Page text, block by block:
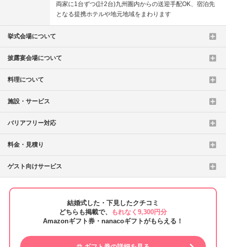
両家に1台ずつ(計2台)九州圏内からの送迎手配OK、宿泊先
となる提携ホテルや地元地域をまわります
挙式会場について
披露宴会場について
料理について
施設・サービス
バリアフリー対応
料金・見積り
ゲスト向けサービス
結婚式した・下見したクチコミ
どちらも掲載で、
もれなく9,300円分
Amazonギフト券・nanacoギフトがもらえる！